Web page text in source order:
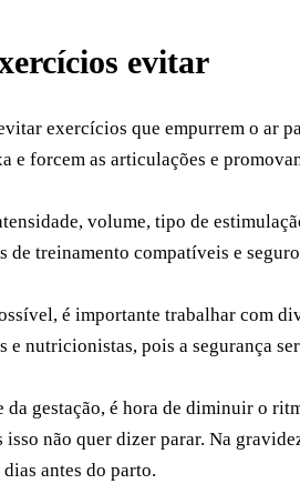
evitar
exercícios que empurrem o ar
e forcem as articulações e
volume, tipo de
de treinamento compatíveis e
é importante trabalhar com
e nutricionistas, pois a segurança
da gestação, é hora de diminuir o
isso não quer dizer parar. Na
antes do parto.